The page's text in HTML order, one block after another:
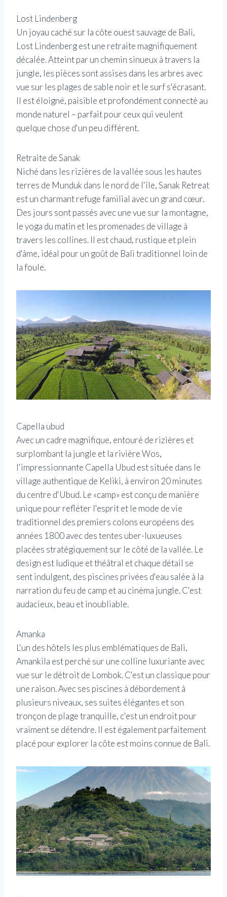
Lost Lindenberg
Un joyau caché sur la côte ouest sauvage de Bali,
Lost Lindenberg est une retraite magnifiquement
décalée. Atteint par un chemin sinueux à travers la
jungle, les pièces sont assises dans les arbres avec
vue sur les plages de sable noir et le surf s'écrasant.
Il est éloigné, paisible et profondément connecté au
monde naturel – parfait pour ceux qui veulent
quelque chose d'un peu différent.
Retraite de Sanak
Niché dans les rizières de la vallée sous les hautes
terres de Munduk dans le nord de l'île, Sanak Retreat
est un charmant refuge familial avec un grand cœur.
Des jours sont passés avec une vue sur la montagne,
le yoga du matin et les promenades de village à
travers les collines. Il est chaud, rustique et plein
d'âme, idéal pour un goût de Bali traditionnel loin de
la foule.
Capella ubud
Avec un cadre magnifique, entouré de rizières et
surplombant la jungle et la rivière Wos,
l'impressionnante Capella Ubud est située dans le
village authentique de Keliki, à environ 20 minutes
du centre d'Ubud. Le «camp» est conçu de manière
unique pour refléter l'esprit et le mode de vie
traditionnel des premiers colons européens des
années 1800 avec des tentes uber-luxueuses
placées stratégiquement sur le côté de la vallée. Le
design est ludique et théâtral et chaque détail se
sent indulgent, des piscines privées d'eau salée à la
narration du feu de camp et au cinéma jungle. C'est
audacieux, beau et inoubliable.
Amanka
L'un des hôtels les plus emblématiques de Bali,
Amankila est perché sur une colline luxuriante avec
vue sur le détroit de Lombok. C'est un classique pour
une raison. Avec ses piscines à débordement à
plusieurs niveaux, ses suites élégantes et son
tronçon de plage tranquille, c'est un endroit pour
vraiment se détendre. Il est également parfaitement
placé pour explorer la côte est moins connue de Bali.